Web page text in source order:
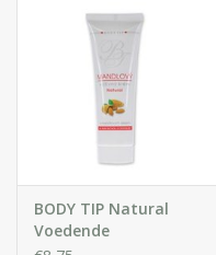
BODY TIP Natural
Voedende